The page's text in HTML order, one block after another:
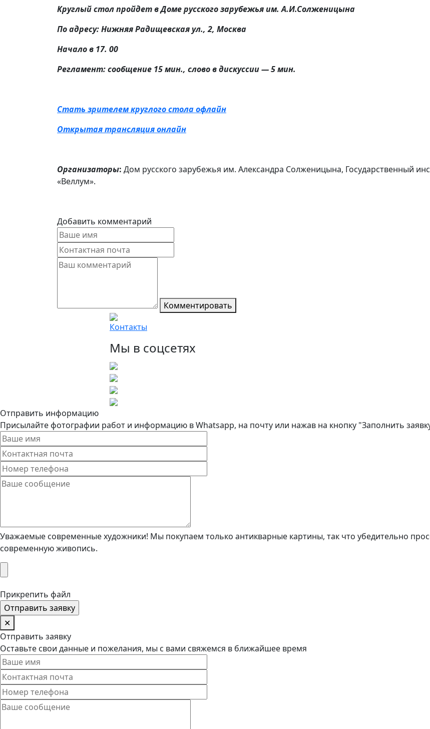
Круглый стол пройдет в Доме русского зарубежья им. А.И.Солженицына
По адресу: Нижняя Радищевская ул., 2, Москва
Начало в 17. 00
Регламент: сообщение 15 мин., слово в дискуссии — 5 мин.
Стать зрителем круглого стола офлайн
Открытая трансляция онлайн
Организаторы: Дом русского зарубежья им. Александра Солженицына, Государственный
«Веллум».
Добавить комментарий
Комментировать
Контакты
Мы в соцсетях
Отправить информацию
Присылайте фотографии работ и информацию в Whatsapp, на почту или нажав на кнопку "Заполнить
Уважаемые современные художники! Мы покупаем только антикварные картины, так что убедительно
современную живопись.
Прикрепить файл
✕
Отправить заявку
Оставьте свои данные и пожелания, мы с вами свяжемся в ближайшее время